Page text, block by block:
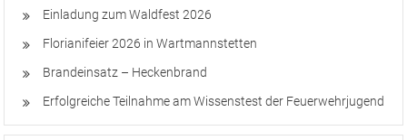
Einladung zum Waldfest 2026
Florianifeier 2026 in Wartmannstetten
Brandeinsatz – Heckenbrand
Erfolgreiche Teilnahme am Wissenstest der Feuerwehrjugend